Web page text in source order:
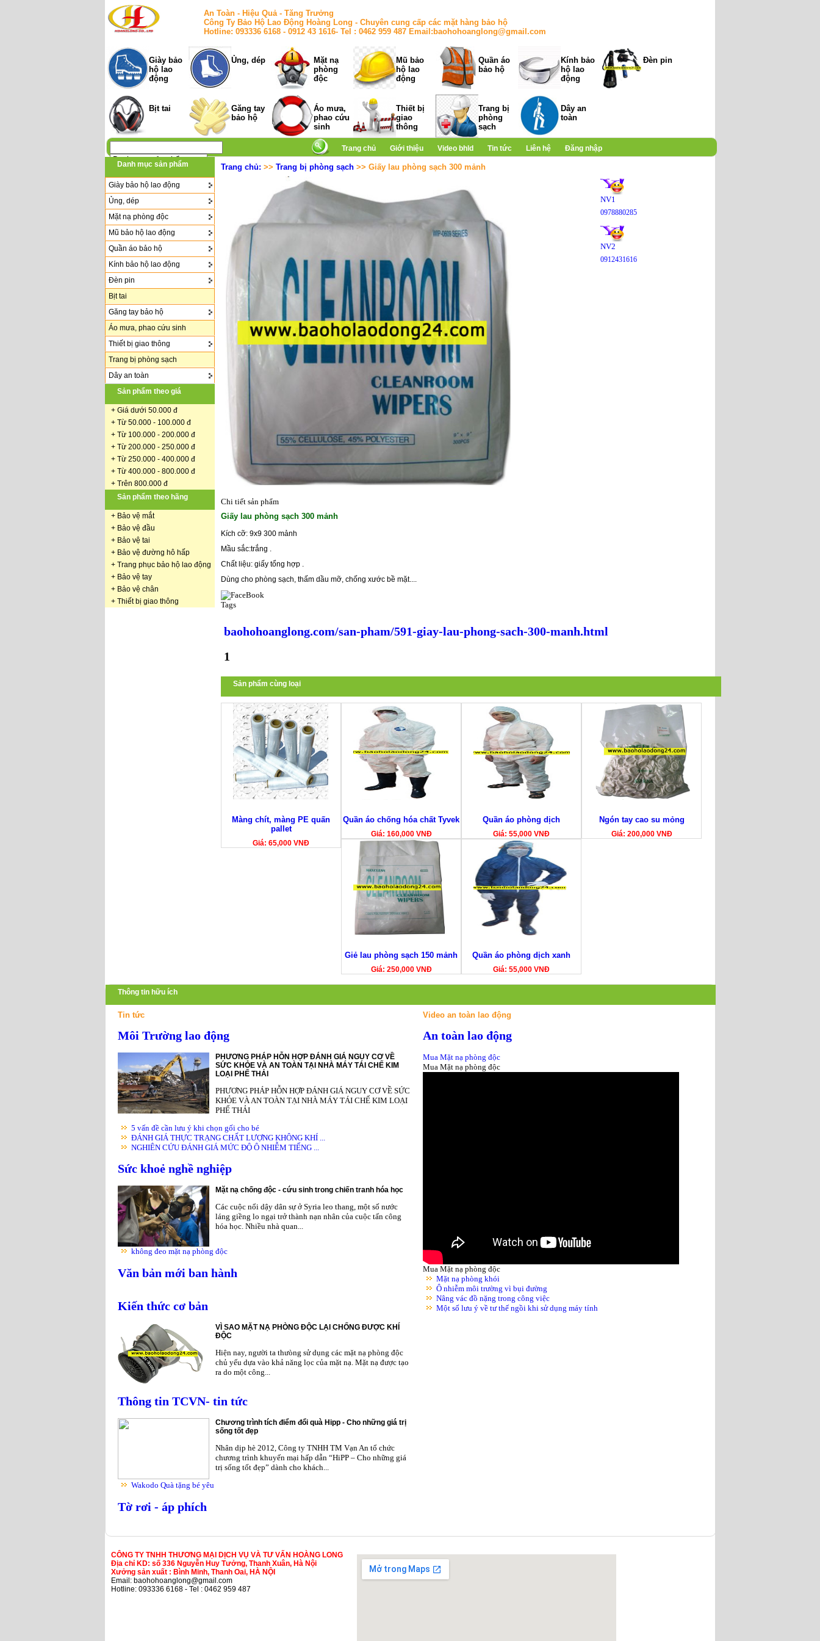
An Toàn - Hiệu Quả - Tăng Trưởng
Công Ty Bảo Hộ Lao Động Hoàng Long - Chuyên cung cấp các mặt hàng bảo hộ
Hotline: 093336 6168 - 0912 43 1616- Tel : 0462 959 487 Email:baohohoanglong@gmail.com
Giày bảo
hộ lao
động
Ủng, dép
Mặt nạ
phòng
độc
Mũ bảo
hộ lao
động
Quần áo
bảo hộ
Kính bảo
hộ lao
động
Đèn pin
Bịt tai
Găng tay
bảo hộ
Áo mưa,
phao cứu
sinh
Thiết bị
giao
thông
Trang bị
phòng
sạch
Dây an
toàn
Trang chủ Giới thiệu Video bhld Tin tức Liên hệ
Đăng nhập
Danh mục sản phẩm
Giày bảo hộ lao động
Ủng, dép
Mặt nạ phòng độc
Mũ bảo hộ lao động
Quần áo bảo hộ
Kính bảo hộ lao động
Đèn pin
Bịt tai
Găng tay bảo hộ
Áo mưa, phao cứu sinh
Thiết bị giao thông
Trang bị phòng sạch
Dây an toàn
Sản phẩm theo giá
+ Giá dưới 50.000 đ
+ Từ 50.000 - 100.000 đ
+ Từ 100.000 - 200.000 đ
+ Từ 200.000 - 250.000 đ
+ Từ 250.000 - 400.000 đ
+ Từ 400.000 - 800.000 đ
+ Trên 800.000 đ
Sản phẩm theo hãng
+ Bảo vệ mắt
+ Bảo vệ đầu
+ Bảo vệ tai
+ Bảo vệ đường hô hấp
+ Trang phục bảo hộ lao động
+ Bảo vệ tay
+ Bảo vệ chân
+ Thiết bị giao thông
Trang chủ: >> Trang bị phòng sạch >> Giấy lau phòng sạch 300 mảnh
NV1
0978880285
NV2
0912431616
Chi tiết sản phẩm
Giấy lau phòng sạch 300 mảnh
Kích cỡ: 9x9 300 mảnh
Mầu sắc:trắng .
Chất liệu: giấy tổng hợp .
Dùng cho phòng sạch, thấm dầu mỡ, chống xước bề mặt....
Tags
baohohoanglong.com/san-pham/591-giay-lau-phong-sach-300-manh.html
1
Sản phẩm cùng loại
Màng chít, màng PE quấn
pallet
Giá: 65,000 VNĐ
Quần áo chống hóa chất Tyvek
Giá: 160,000 VNĐ
Quần áo phòng dịch
Giá: 55,000 VNĐ
Ngón tay cao su mỏng
Giá: 200,000 VNĐ
Giẻ lau phòng sạch 150 mảnh
Giá: 250,000 VNĐ
Quần áo phòng dịch xanh
Giá: 55,000 VNĐ
Thông tin hữu ích
Tin tức
Môi Trường lao động
PHƯƠNG PHÁP HỖN HỢP ĐÁNH GIÁ NGUY CƠ VỀ
SỨC KHỎE VÀ AN TOÀN TẠI NHÀ MÁY TÁI CHẾ KIM
LOẠI PHẾ THẢI
PHƯƠNG PHÁP HỖN HỢP ĐÁNH GIÁ NGUY CƠ VỀ SỨC
KHỎE VÀ AN TOÀN TẠI NHÀ MÁY TÁI CHẾ KIM LOẠI
PHẾ THẢI
5 vấn đề cần lưu ý khi chọn gối cho bé
ĐÁNH GIÁ THỰC TRẠNG CHẤT LƯỢNG KHÔNG KHÍ ...
NGHIÊN CỨU ĐÁNH GIÁ MỨC ĐỘ Ô NHIỄM TIẾNG ...
Sức khoẻ nghề nghiệp
Mặt nạ chống độc - cứu sinh trong chiến tranh hóa học
Các cuộc nổi dậy dân sự ở Syria leo thang, một số nước
láng giềng lo ngại trở thành nạn nhân của cuộc tấn công
hóa học. Nhiều nhà quan...
không đeo mặt nạ phòng độc
Văn bản mới ban hành
Kiến thức cơ bản
VÌ SAO MẶT NẠ PHÒNG ĐỘC LẠI CHỐNG ĐƯỢC KHÍ
ĐỘC
Hiện nay, người ta thưòng sử dụng các mặt nạ phòng độc
chủ yếu dựa vào khả năng lọc của mặt nạ. Mặt nạ được tạo
ra do một công...
Thông tin TCVN- tin tức
Chương trình tích điểm đổi quà Hipp - Cho những giá trị
sống tốt đẹp
Nhân dịp hè 2012, Công ty TNHH TM Vạn An tổ chức
chương trình khuyến mại hấp dẫn “HiPP – Cho những giá
trị sống tốt đẹp” dành cho khách...
Wakodo Quà tặng bé yêu
Tờ rơi - áp phích
Video an toàn lao động
An toàn lao động
Mua Mặt nạ phòng độc
Mua Mặt nạ phòng độc
Mua Mặt nạ phòng độc
Mặt nạ phòng khói
Ô nhiễm môi trường vì bụi đường
Nâng vác đồ nặng trong công việc
Một số lưu ý về tư thế ngồi khi sử dụng máy tính
CÔNG TY TNHH THƯƠNG MẠI DỊCH VỤ VÀ TƯ VẤN HOÀNG LONG
Địa chỉ KD: số 336 Nguyễn Huy Tưởng, Thanh Xuân, Hà Nội
Xưởng sản xuất : Bình Minh, Thanh Oai, HÀ NỘI
Email: baohohoanglong@gmail.com
Hotline: 093336 6168 - Tel : 0462 959 487